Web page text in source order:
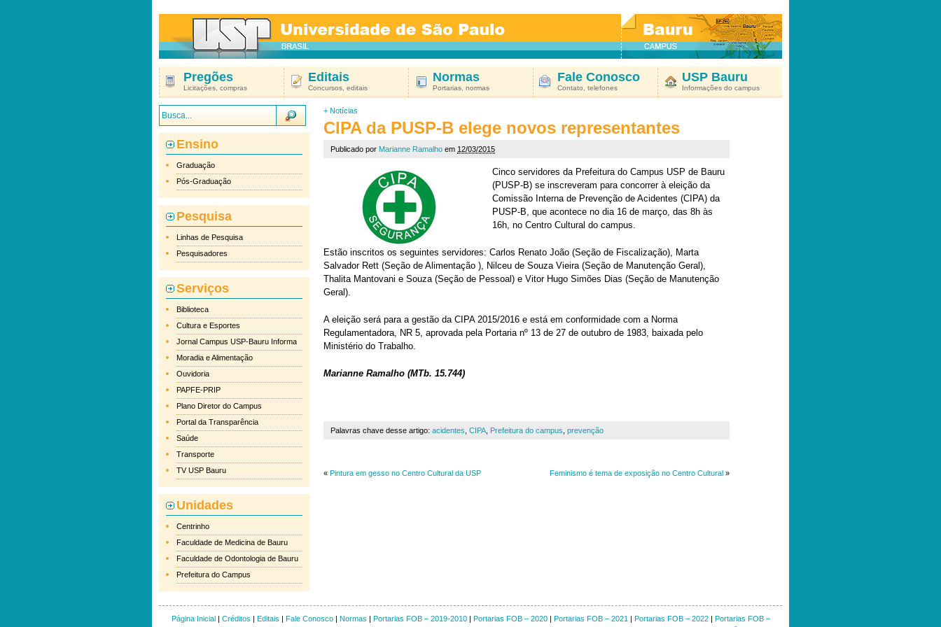
Pregões
Licitações, compras
Editais
Concursos, editais
Normas
Portarias, normas
Fale Conosco
Contato, telefones
USP Bauru
Informações do campus
Ensino
Graduação
Pós-Graduação
Pesquisa
Linhas de Pesquisa
Pesquisadores
Serviços
Biblioteca
Cultura e Esportes
Jornal Campus USP-Bauru Informa
Moradia e Alimentação
Ouvidoria
PAPFE-PRIP
Plano Diretor do Campus
Portal da Transparência
Saúde
Transporte
TV USP Bauru
Unidades
Centrinho
Faculdade de Medicina de Bauru
Faculdade de Odontologia de Bauru
Prefeitura do Campus
+ Notícias
CIPA da PUSP-B elege novos representantes
Publicado por Marianne Ramalho em 12/03/2015
Cinco servidores da Prefeitura do Campus USP de Bauru
(PUSP-B) se inscreveram para concorrer à eleição da
Comissão Interna de Prevenção de Acidentes (CIPA) da
PUSP-B, que acontece no dia 16 de março, das 8h às
16h, no Centro Cultural do campus.
Estão inscritos os seguintes servidores: Carlos Renato João (Seção de Fiscalização), Marta
Salvador Rett (Seção de Alimentação ), Nilceu de Souza Vieira (Seção de Manutenção Geral),
Thalita Mantovani e Souza (Seção de Pessoal) e Vitor Hugo Simões Dias (Seção de Manutenção
Geral).
A eleição será para a gestão da CIPA 2015/2016 e está em conformidade com a Norma
Regulamentadora, NR 5, aprovada pela Portaria nº 13 de 27 de outubro de 1983, baixada pelo
Ministério do Trabalho.
Marianne Ramalho (MTb. 15.744)
Palavras chave desse artigo: acidentes CIPA Prefeitura do campus prevenção
« Pintura em gesso no Centro Cultural da USP Feminismo é tema de exposição no Centro Cultural »
Página Inicial| Créditos | Editais | Fale Conosco| Normas | Portarias FOB – 2019-2010| Portarias FOB – 2020| Portarias FOB – 2021 | Portarias FOB – 2022| Portarias FOB –